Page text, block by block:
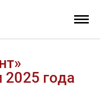
2025 года